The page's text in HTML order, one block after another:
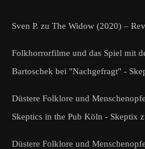
Sven P. zu The Widow (2020) –
Folkhorrorfilme und das Spiel mit
Bartoschek bei "Nachgefragt" -
Düstere Folklore und
Skeptics in the Pub Köln - Skeptix
Düstere Folklore und